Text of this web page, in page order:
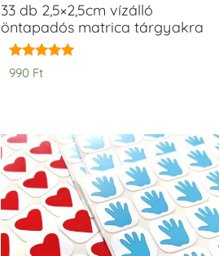
33 db 2,5×2,5cm vízálló
öntapadós matrica tárgyakra
Értékelés:
5.00
990 Ft